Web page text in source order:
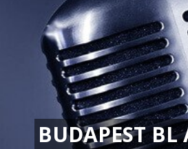
BUDAPEST BL